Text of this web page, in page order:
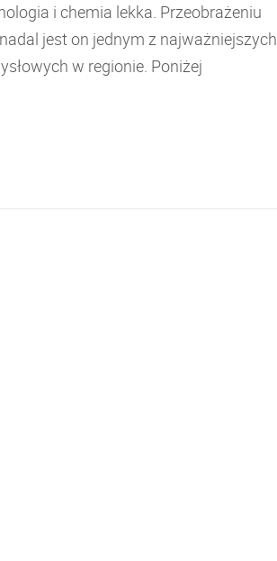
i chemia lekka. Przeobrażeniu
jest on jednym z najważniejszych
w regionie. Poniżej